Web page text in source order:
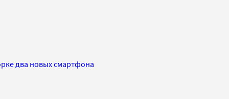
два новых смартфона